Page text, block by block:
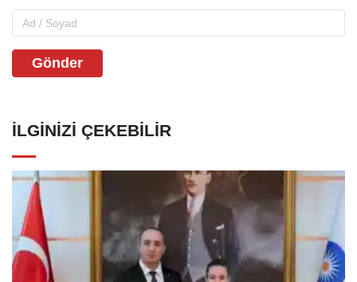
Gönder
İLGINIZI ÇEKEBILIR